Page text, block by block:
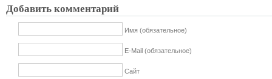
Добавить комментарий
Имя (обязательное)
E-Mail (обязательное)
Сайт